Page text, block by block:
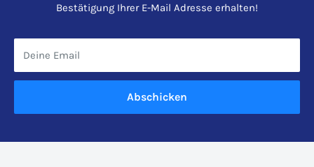
Bestätigung Ihrer E-Mail Adresse erhalten!
Deine Email
Abschicken